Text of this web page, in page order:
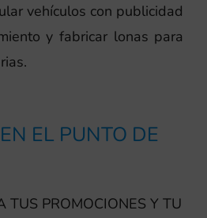
vehículos con publicidad
y fabricar lonas para
EL PUNTO DE
TUS PROMOCIONES Y TU